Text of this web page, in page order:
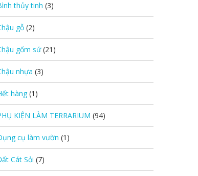
thủy tinh (3)
gỗ (2)
gốm sứ (21)
nhựa (3)
hàng (1)
KIỆN LÀM TERRARIUM (94)
cụ làm vườn (1)
Cát Sỏi (7)